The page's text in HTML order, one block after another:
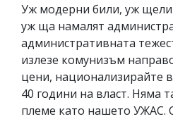
Уж модерни били, уж щели
уж ща намалят
административната
излезе комунизъм
цени, национализирайте
40 години на власт. Няма
племе като нашето УЖАС.